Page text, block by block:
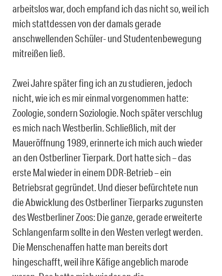
arbeitslos war, doch empfand ich das nicht so, weil ich
mich stattdessen von der damals gerade
anschwellenden Schüler- und Studentenbewegung
mitreißen ließ.
Zwei Jahre später fing ich an zu studieren, jedoch
nicht, wie ich es mir einmal vorgenommen hatte:
Zoologie, sondern Soziologie. Noch später verschlug
es mich nach Westberlin. Schließlich, mit der
Maueröffnung 1989, erinnerte ich mich auch wieder
an den Ostberliner Tierpark. Dort hatte sich – das
erste Mal wieder in einem DDR-Betrieb – ein
Betriebsrat gegründet. Und dieser befürchtete nun
die Abwicklung des Ostberliner Tierparks zugunsten
des Westberliner Zoos: Die ganze, gerade erweiterte
Schlangenfarm sollte in den Westen verlegt werden.
Die Menschenaffen hatte man bereits dort
hingeschafft, weil ihre Käfige angeblich marode